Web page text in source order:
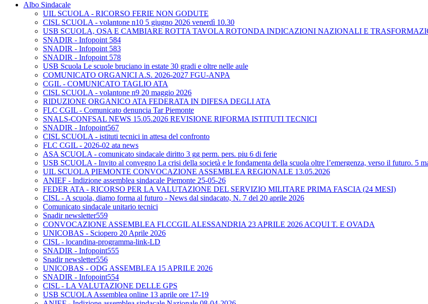
Albo Sindacale
UIL SCUOLA - RICORSO FERIE NON GODUTE
CISL SCUOLA - volantone n10 5 giugno 2026 venerdì 10.30
USB SCUOLA, OSA E CAMBIARE ROTTA TAVOLA ROTONDA INDICAZIONI NAZIONALI E
SNADIR - Infopoint 584
SNADIR - Infopoint 583
SNADIR - Infopoint 578
USB Scuola Le scuole bruciano in estate 30 gradi e oltre nelle aule
COMUNICATO ORGANICI A.S. 2026-2027 FGU-ANPA
CGIL - COMUNICATO TAGLIO ATA
CISL SCUOLA - volantone n9 20 maggio 2026
RIDUZIONE ORGANICO ATA FEDERATA IN DIFESA DEGLI ATA
FLC CGIL - Comunicato denuncia Tar Piemonte
SNALS-CONFSAL NEWS 15.05.2026 REVISIONE RIFORMA ISTITUTI TECNICI
SNADIR - Infopoint567
CISL SCUOLA - istituti tecnici in attesa del confronto
FLC CGIL - 2026-02 ata news
ASA SCUOLA - comunicato sindacale diritto 3 gg perm. pers. piu 6 di ferie
USB SCUOLA - Invito al convegno La crisi della società e le fondamenta della scuola oltre l’emergenza, verso il futuro. 5
UIL SCUOLA PIEMONTE CONVOCAZIONE ASSEMBLEA REGIONALE 13.05.2026
ANIEF - Indizione assemblea sindacale Piemonte 25-05-26
FEDER ATA - RICORSO PER LA VALUTAZIONE DEL SERVIZIO MILITARE PRIMA FASCIA (24 MESI)
CISL - A scuola, diamo forma al futuro - News dal sindacato, N. 7 del 20 aprile 2026
Comunicato sindacale unitario tecnici
Snadir newsletter559
CONVOCAZIONE ASSEMBLEA FLCCGIL ALESSANDRIA 23 APRILE 2026 ACQUI T. E OVADA
UNICOBAS - Sciopero 20 Aprile 2026
CISL - locandina-programma-link-LD
SNADIR - Infopoint555
Snadir newsletter556
UNICOBAS - ODG ASSEMBLEA 15 APRILE 2026
SNADIR - Infopoint554
CISL - LA VALUTAZIONE DELLE GPS
USB SCUOLA Assemblea online 13 aprile ore 17-19